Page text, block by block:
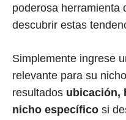
poderosa herramienta
descubrir estas
Simplemente ingrese
relevante para su
resultados ubicación,
nicho específico si